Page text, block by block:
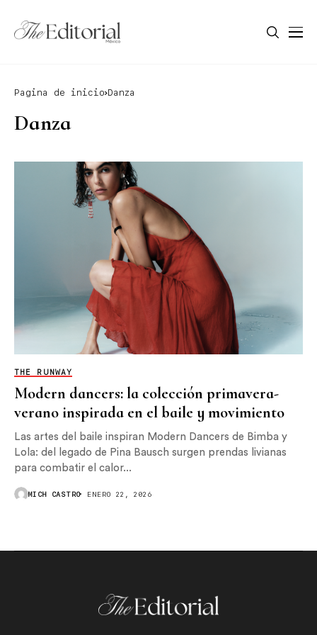
Pagina de inicio Danza
Danza
THE RUNWAY
Modern dancers: la colección primavera-
verano inspirada en el baile y movimiento
Las artes del baile inspiran Modern Dancers de Bimba y
Lola: del legado de Pina Bausch surgen prendas livianas
para combatir el calor...
MICH CASTRO ENERO 22, 2026